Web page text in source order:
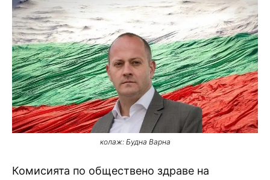
колаж: Будна Варна
Комисията по обществено здраве на